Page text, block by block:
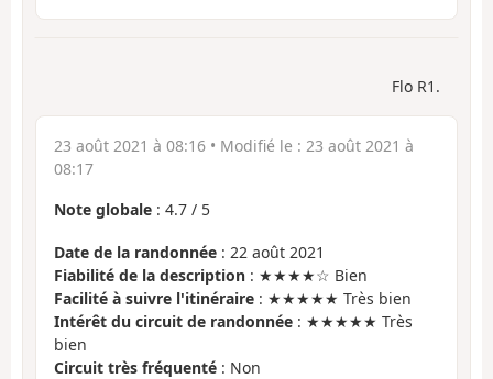
Flo R1.
23 août 2021 à 08:16 • Modifié le : 23 août 2021 à
08:17
Note globale : 4.7 / 5
Date de la randonnée : 22 août 2021
Fiabilité de la description : ★★★★☆ Bien
Facilité à suivre l'itinéraire : ★★★★★ Très bien
Intérêt du circuit de randonnée : ★★★★★ Très
bien
Circuit très fréquenté : Non